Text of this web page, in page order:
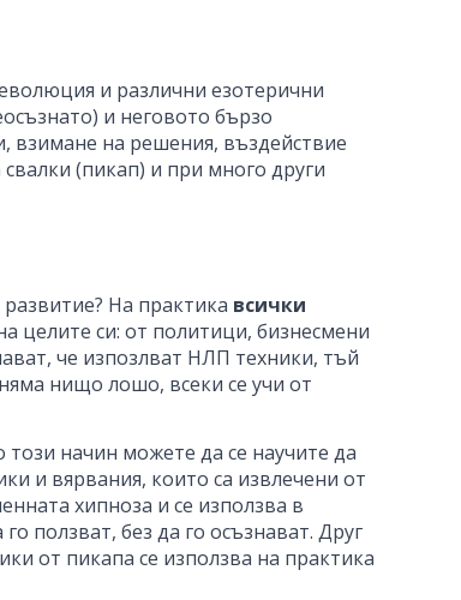
и различни езотерични
и неговото бързо
взимане на решения, въздействие
(пикап) и при много други
На практика всички
целите си: от политици, бизнесмени
че изпозлват НЛП техники, тъй
нищо лошо, всеки се учи от
начин можете да се научите да
и вярвания, които са извлечени от
хипноза и се използва в
ползват, без да го осъзнават. Друг
от пикапа се използва на практика